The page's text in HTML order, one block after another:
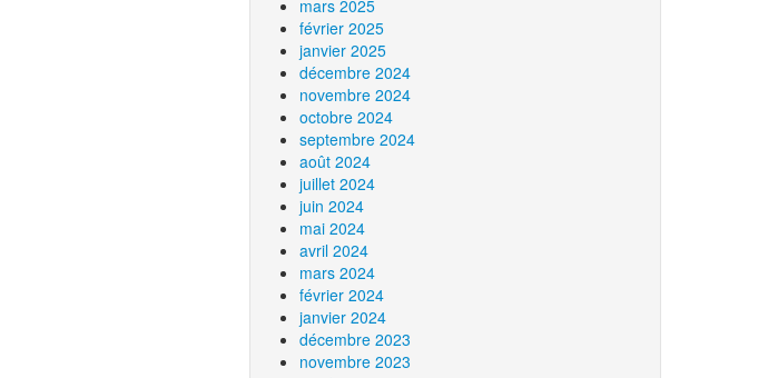
mars 2025
février 2025
janvier 2025
décembre 2024
novembre 2024
octobre 2024
septembre 2024
août 2024
juillet 2024
juin 2024
mai 2024
avril 2024
mars 2024
février 2024
janvier 2024
décembre 2023
novembre 2023